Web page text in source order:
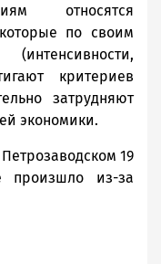
относятся
по своим
критериев
затрудняют
экономики.
19
произшло из-за